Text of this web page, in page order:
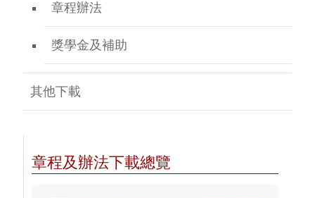
章程辦法
獎學金及補助
其他下載
章程及辦法下載總覽